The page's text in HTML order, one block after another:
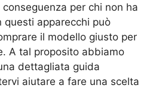
per chi non ha
questi apparecchi può
il modello giusto per
A tal proposito abbiamo
dettagliata guida
aiutare a fare una scelta